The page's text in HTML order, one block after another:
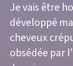
Je vais être
développé
cheveux
obsédée par